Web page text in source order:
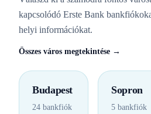
kapcsolódó Erste Bank
helyi információkat.
Összes város megtekintése →
Budapest
24 bankfiók
Sopron
5 bankfiók